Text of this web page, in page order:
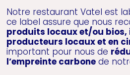
Notre restaurant Vatel est
ce label assure que nous
produits locaux et/ou bios,
producteurs locaux et en
important pour nous de
l’empreinte carbone de